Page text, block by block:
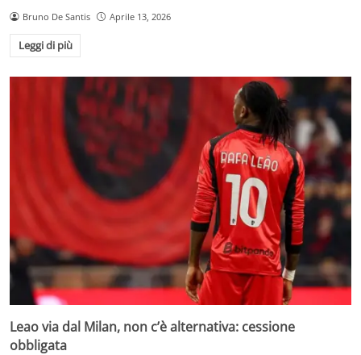
Bruno De Santis Aprile 13, 2026
Leggi di più
Leao via dal Milan, non c’è alternativa: cessione
obbligata